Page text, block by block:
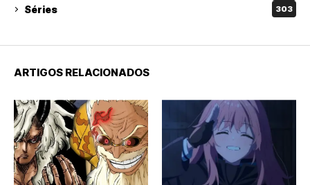
Séries 303
ARTIGOS RELACIONADOS